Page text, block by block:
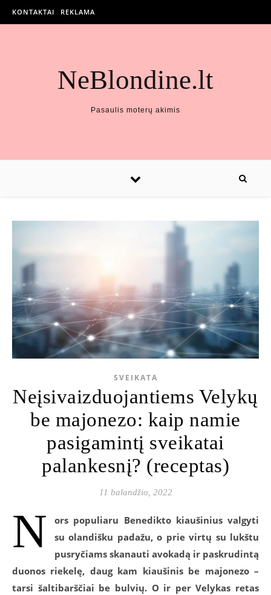
KONTAKTAI REKLAMA
NeBlondine.lt
Pasaulis moterų akimis
SVEIKATA
Neįsivaizduojantiems Velykų
be majonezo: kaip namie
pasigamintį sveikatai
palankesnį? (receptas)
11 balandžio, 2022
N
ors populiaru Benedikto kiaušinius valgyti
su olandišku padažu, o prie virtų su lukštu
pusryčiams skanauti avokadą ir paskrudintą
duonos riekelę, daug kam kiaušinis be majonezo –
tarsi šaltibarščiai be bulvių. O ir per Velykas retas